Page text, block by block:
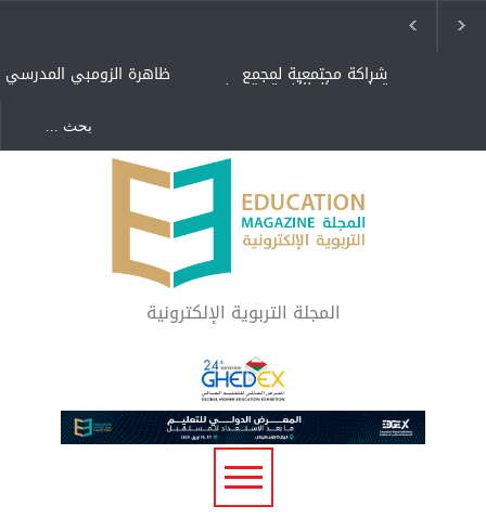
ظاهرة الزومبي المدرسي شراكة مجتمعية لمجمع
تعليمي بالطائف تستهدف
"كنت أنضرب ومافيني إلا
العافية" هل هذا مبرر
لاستمرار أسلوب التربية
المتوارث؟
لماذا تعد برامج توعية الأطفال
بخصوصية الجسد وقاية لا
فضول؟
المجلة التربوية الإلكترونية